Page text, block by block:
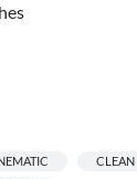
CLEAN